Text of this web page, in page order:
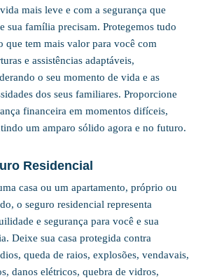
mais leve e com a segurança que
sua família precisam. Protegemos tudo
que tem mais valor para você com
e assistências adaptáveis,
o seu momento de vida e as
dos seus familiares. Proporcione
financeira em momentos difíceis,
um amparo sólido agora e no futuro.
Residencial
casa ou um apartamento, próprio ou
o seguro residencial representa
e segurança para você e sua
Deixe sua casa protegida contra
queda de raios, explosões, vendavais,
danos elétricos, quebra de vidros,